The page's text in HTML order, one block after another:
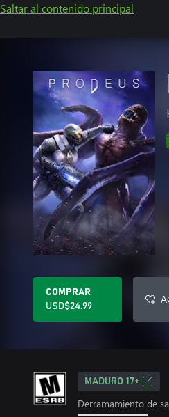
Saltar al contenido principal
COMPRAR
USD$24.99
MADURO 17+
Derramamiento de